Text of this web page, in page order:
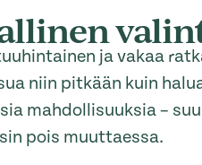
ja vakaa
niin pitkään kuin
mahdollisuuksia –
pois muuttaessa.